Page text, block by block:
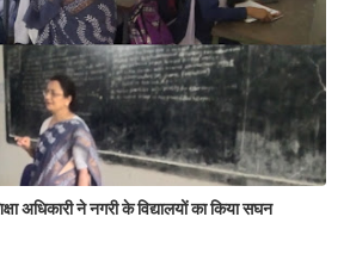
अधिकारी ने नगरी के विद्यालयों का किया सघन